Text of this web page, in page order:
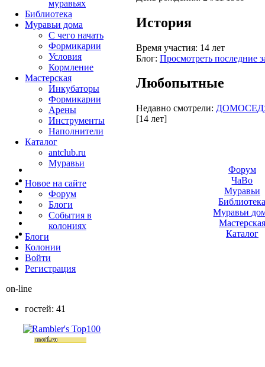
История
Время участия: 14 лет
Блог: Просмотреть последние
Любопытные
Недавно смотрели:
[14 лет]
муравьях
Библиотека
Муравьи дома
С чего начать
Формикарии
Условия
Кормление
Мастерская
Инкубаторы
Формикарии
Арены
Инструменты
Наполнители
Каталог
antclub.ru
Муравьи
Новое на сайте
Форум
Блоги
События в
колониях
Блоги
Колонии
Войти
Peгиcтpaция
on-line
гостей: 41
Форум
ЧаВо
Муравьи
Муравьи
Мастерская
Каталог